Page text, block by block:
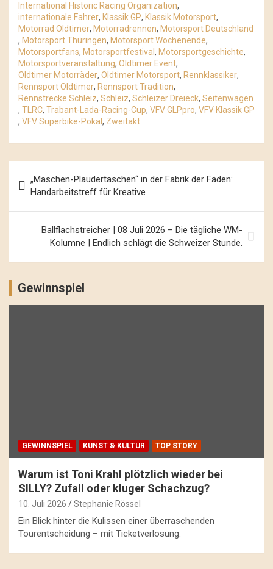
International Historic Racing Organization,
internationale Fahrer, Klassik GP, Klassik Motorsport,
Motorrad Oldtimer, Motorradrennen, Motorsport Deutschland
, Motorsport Thüringen, Motorsport Wochenende,
Motorsportfans, Motorsportfestival, Motorsportgeschichte,
Motorsportveranstaltung, Oldtimer Event,
Oldtimer Motorräder, Oldtimer Motorsport, Rennklassiker,
Rennsport Oldtimer, Rennsport Tradition,
Rennstrecke Schleiz, Schleiz, Schleizer Dreieck, Seitenwagen
, TLRC, Trabant-Lada-Racing-Cup, VFV GLPpro, VFV Klassik GP
, VFV Superbike-Pokal, Zweitakt
Navigation
„Maschen-Plaudertaschen“ in der Fabrik der Fäden:
Handarbeitstreff für Kreative
Ballflachstreicher | 08 Juli 2026 – Die tägliche WM-
Kolumne | Endlich schlägt die Schweizer Stunde.
Gewinnspiel
GEWINNSPIEL KUNST & KULTUR TOP STORY
Warum ist Toni Krahl plötzlich wieder bei
SILLY? Zufall oder kluger Schachzug?
10. Juli 2026 Stephanie Rössel
Ein Blick hinter die Kulissen einer überraschenden
Tourentscheidung – mit Ticketverlosung.